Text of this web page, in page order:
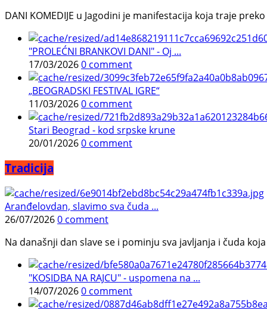
DANI KOMEDIJE u Jagodini je manifestacija koja traje
"PROLEĆNI BRANKOVI DANI" - Oj ...
17/03/20260 comment
„BEOGRADSKI FESTIVAL IGRE“
11/03/20260 comment
Stari Beograd - kod srpske krune
20/01/20260 comment
Tradicija
Aranđelovdan, slavimo sva čuda ...
26/07/20260 comment
Na današnji dan slave se i pominju sva javljanja i čuda
"KOSIDBA NA RAJCU" - uspomena na ...
14/07/20260 comment